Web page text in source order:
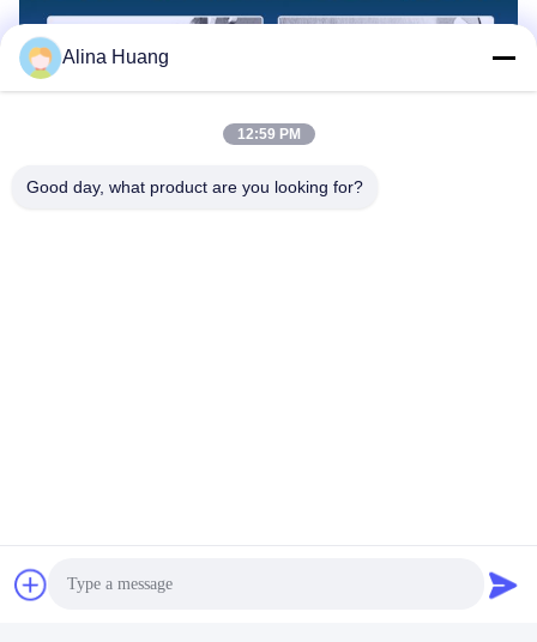
Alina Huang
12:59 PM
Good day, what product are you looking for?